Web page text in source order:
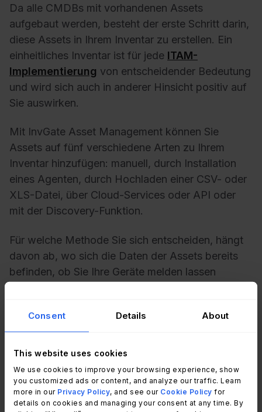
Consent Details About
This website uses cookies
We use cookies to improve your browsing experience, show
you customized ads or content, and analyze our traffic. Learn
more in our Privacy Policy, and see our Cookie Policy for
details on cookies and managing your consent at any time. By
Da alle CMDBs mit vorhandenen Assets
aufgebaut werden, besteht der erste Schritt darin,
diese Assets in Ihrem Inventar zu erstellen. Ein
einheitliches Inventar ist für jede ITAM-
Implementierung von entscheidender Bedeutung
und wird sich auch in anderer Hinsicht positiv auf
Sie auswirken.
Mit InvGate Asset Management können Sie
Assets auf fünf verschiedene Arten zu Ihrem
Inventar hinzufügen: manuell, durch Installation
eines Agenten, durch Hochladen einer CSV- oder
XLS-Datei, über Cloud-Services oder API oder
mit der Discovery-Funktion.
Für welche Methode Sie sich entscheiden, hängt
davon ab, wo sich die Daten der Assets bereits
befinden, ob Sie Ihre Geräte melden lassen
#2. Erstellen von
Geschäftsanwendungen
Nachdem Sie nun Ihr Inventar auf dem neuesten
Stand haben, ist es an der Zeit, die CMDB zu